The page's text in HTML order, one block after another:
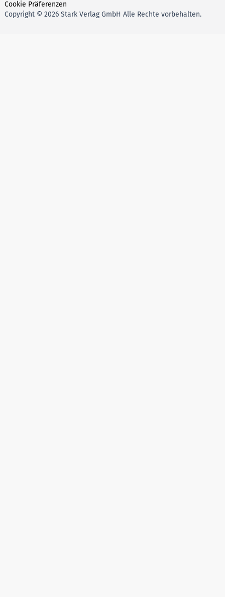
Cookie Präferenzen
Copyright © 2026 Stark Verlag GmbH Alle Rechte vorbehalten.